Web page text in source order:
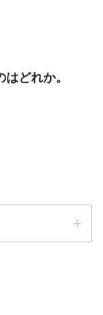
どれか。